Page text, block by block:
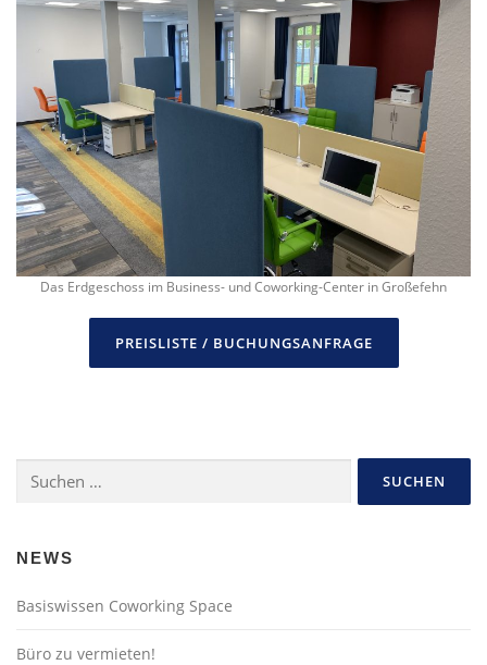
Das Erdgeschoss im Business- und Coworking-Center in Großefehn
PREISLISTE / BUCHUNGSANFRAGE
nach:
NEWS
Basiswissen Coworking Space
Büro zu vermieten!